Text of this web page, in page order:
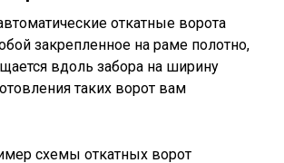
откатные ворота
закрепленное на раме полотно,
вдоль забора на ширину
таких ворот вам
схемы откатных ворот